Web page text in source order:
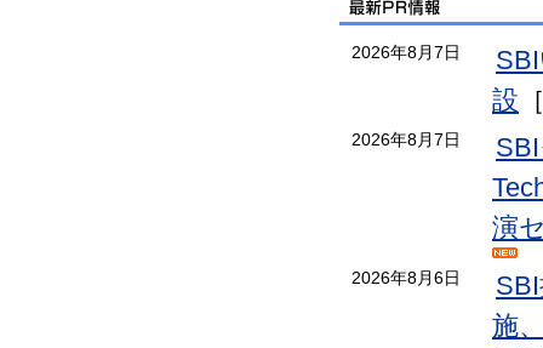
2026年8月7日
設
2026年8月7日
演
2026年8月6日
施